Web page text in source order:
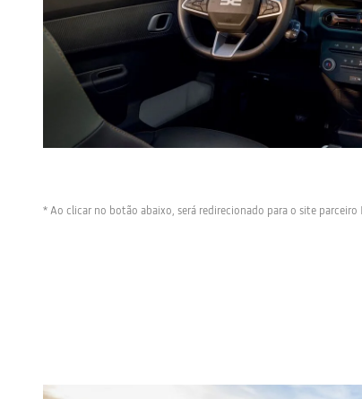
* Ao clicar no botão abaixo, será redirecionado para o site parceiro